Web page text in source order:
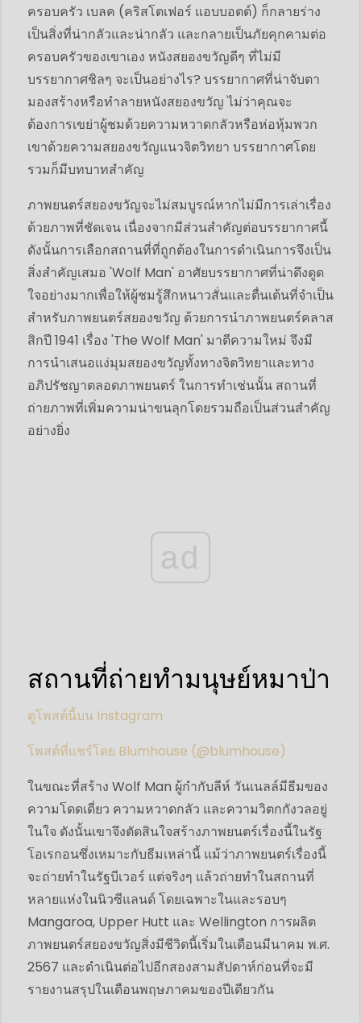
ครอบครัว เบลค (คริสโตเฟอร์ แอบบอตต์) ก็กลายร่าง
เป็นสิ่งที่น่ากลัวและน่ากลัว และกลายเป็นภัยคุกคามต่อ
ครอบครัวของเขาเอง หนังสยองขวัญดีๆ ที่ไม่มี
บรรยากาศชิลๆ จะเป็นอย่างไร? บรรยากาศที่น่าจับตา
มองสร้างหรือทำลายหนังสยองขวัญ ไม่ว่าคุณจะ
ต้องการเขย่าผู้ชมด้วยความหวาดกลัวหรือห่อหุ้มพวก
เขาด้วยความสยองขวัญแนวจิตวิทยา บรรยากาศโดย
รวมก็มีบทบาทสำคัญ
ภาพยนตร์สยองขวัญจะไม่สมบูรณ์หากไม่มีการเล่าเรื่อง
ด้วยภาพที่ชัดเจน เนื่องจากมีส่วนสำคัญต่อบรรยากาศนี้
ดังนั้นการเลือกสถานที่ที่ถูกต้องในการดำเนินการจึงเป็น
สิ่งสำคัญเสมอ 'Wolf Man' อาศัยบรรยากาศที่น่าดึงดูด
ใจอย่างมากเพื่อให้ผู้ชมรู้สึกหนาวสั่นและตื่นเต้นที่จำเป็น
สำหรับภาพยนตร์สยองขวัญ ด้วยการนำภาพยนตร์คลาส
สิกปี 1941 เรื่อง 'The Wolf Man' มาตีความใหม่ จึงมี
การนำเสนอแง่มุมสยองขวัญทั้งทางจิตวิทยาและทาง
อภิปรัชญาตลอดภาพยนตร์ ในการทำเช่นนั้น สถานที่
ถ่ายภาพที่เพิ่มความน่าขนลุกโดยรวมถือเป็นส่วนสำคัญ
อย่างยิ่ง
ad
สถานที่ถ่ายทำมนุษย์หมาป่า
ดูโพสต์นี้บน Instagram
โพสต์ที่แชร์โดย Blumhouse (@blumhouse)
ในขณะที่สร้าง Wolf Man ผู้กำกับลีห์ วันเนลล์มีธีมของ
ความโดดเดี่ยว ความหวาดกลัว และความวิตกกังวลอยู่
ในใจ ดังนั้นเขาจึงตัดสินใจสร้างภาพยนตร์เรื่องนี้ในรัฐ
โอเรกอนซึ่งเหมาะกับธีมเหล่านี้ แม้ว่าภาพยนตร์เรื่องนี้
จะถ่ายทำในรัฐบีเวอร์ แต่จริงๆ แล้วถ่ายทำในสถานที่
หลายแห่งในนิวซีแลนด์ โดยเฉพาะในและรอบๆ
Mangaroa, Upper Hutt และ Wellington การผลิต
ภาพยนตร์สยองขวัญสิ่งมีชีวิตนี้เริ่มในเดือนมีนาคม พ.ศ.
2567 และดำเนินต่อไปอีกสองสามสัปดาห์ก่อนที่จะมี
รายงานสรุปในเดือนพฤษภาคมของปีเดียวกัน